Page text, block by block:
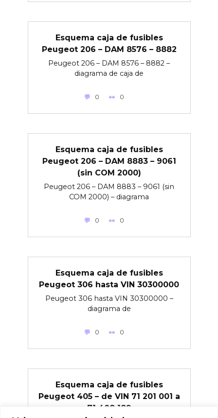
Esquema caja de fusibles
Peugeot 206 – DAM 8576 – 8882
Peugeot 206 – DAM 8576 – 8882 –
diagrama de caja de
0 0
Esquema caja de fusibles
Peugeot 206 – DAM 8883 – 9061
(sin COM 2000)
Peugeot 206 – DAM 8883 – 9061 (sin
COM 2000) – diagrama
0 0
Esquema caja de fusibles
Peugeot 306 hasta VIN 30300000
Peugeot 306 hasta VIN 30300000 –
diagrama de
0 0
Esquema caja de fusibles
Peugeot 405 – de VIN 71 201 001 a
71 408 189